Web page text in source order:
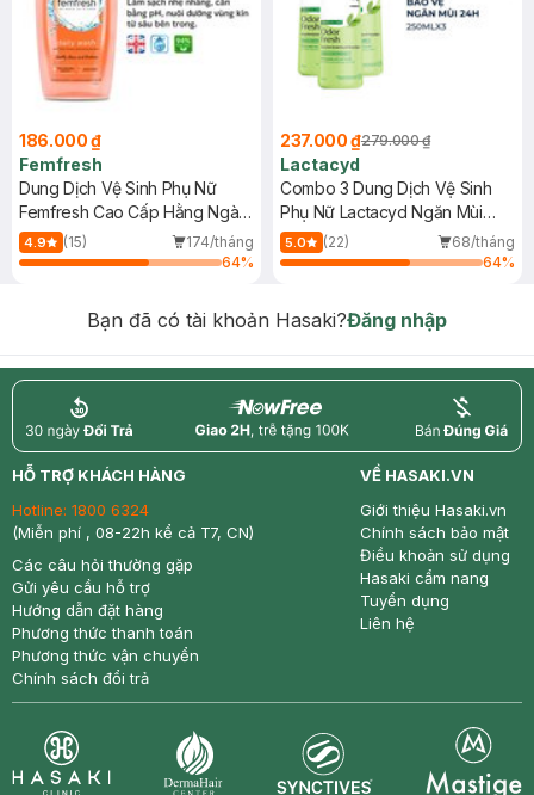
186.000 ₫
Femfresh
Dung Dịch Vệ Sinh Phụ Nữ
Femfresh Cao Cấp Hằng Ngày
250ml
4.9 (15)
174/tháng
64%
237.000 ₫279.000 ₫
Lactacyd
Combo 3 Dung Dịch Vệ Sinh
Phụ Nữ Lactacyd Ngăn Mùi
24H 250ml
5.0 (22)
68/tháng
64%
Bạn đã có tài khoản Hasaki?Đăng nhập
return nowfree price
HỖ TRỢ KHÁCH HÀNG
Hotline: 1800 6324
(Miễn phí , 08-22h kể cả T7, CN)
Các câu hỏi thường gặp
Gửi yêu cầu hỗ trợ
Hướng dẫn đặt hàng
Phương thức thanh toán
Phương thức vận chuyển
Chính sách đổi trả
VỀ HASAKI.VN
Giới thiệu Hasaki.vn
Chính sách bảo mật
Điều khoản sử dụng
Hasaki cẩm nang
Tuyển dụng
Liên hệ